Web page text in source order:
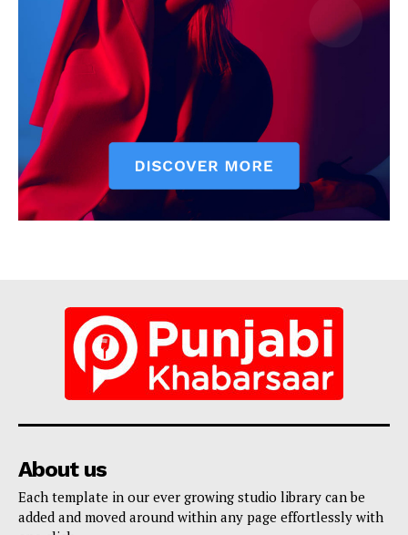
About us
Each template in our ever growing studio library can be
added and moved around within any page effortlessly with